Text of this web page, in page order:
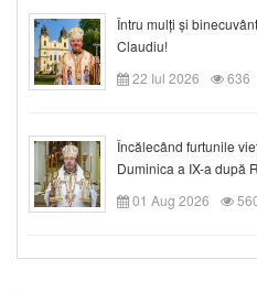
Întru mulți și
Claudiu!
22 Iul 2026
636
Încălecând furtunile
Duminica a IX-a după
01 Aug 2026